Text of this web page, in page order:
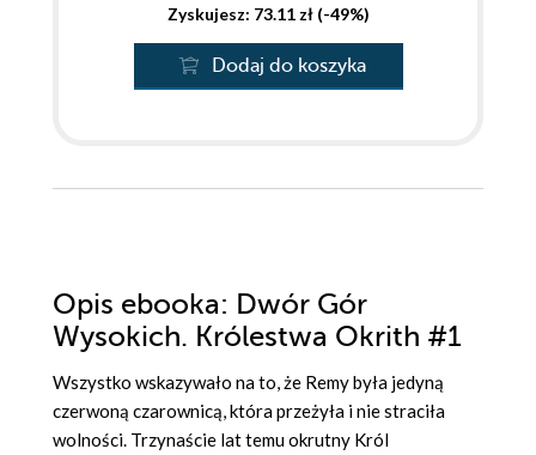
Zyskujesz: 73.11 zł (-49%)
Dodaj do koszyka
Opis ebooka: Dwór Gór
Wysokich. Królestwa Okrith #1
Wszystko wskazywało na to, że Remy była jedyną
czerwoną czarownicą, która przeżyła i nie straciła
wolności. Trzynaście lat temu okrutny Król